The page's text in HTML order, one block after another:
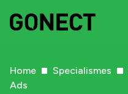
Home Specialismes
Ads